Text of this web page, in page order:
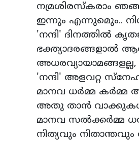
ഇന്നും
'നന്ദി'
'നന്ദി'
മാനവ
അതു താന്‍
മാനവ
നിത്യവും